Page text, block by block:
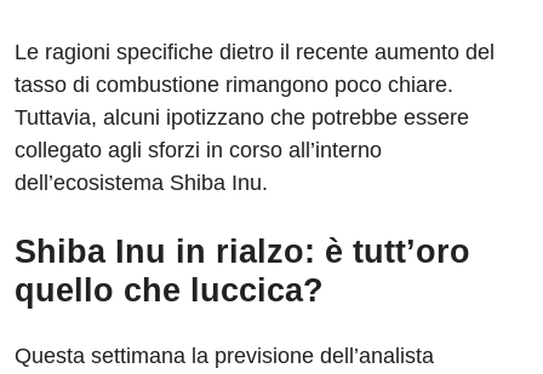
Le ragioni specifiche dietro il recente aumento del
tasso di combustione rimangono poco chiare.
Tuttavia, alcuni ipotizzano che potrebbe essere
collegato agli sforzi in corso all’interno
dell’ecosistema Shiba Inu.
Shiba Inu in rialzo: è tutt’oro
quello che luccica?
Questa settimana la previsione dell’analista